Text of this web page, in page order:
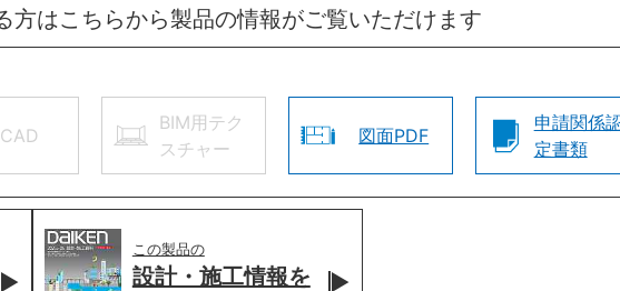
方はこちらから製品の情報がご覧いただけます
CAD
BIM用テク
スチャー
図面PDF
申請関係
定書類
この製品の
設計・施工情報を